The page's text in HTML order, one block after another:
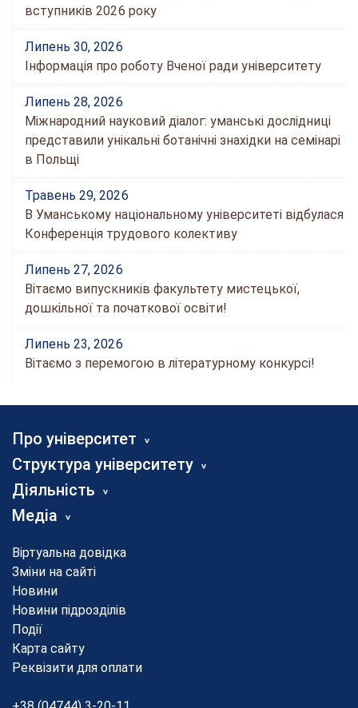
вступників 2026 року
Липень 30, 2026
Інформація про роботу Вченої ради університету
Липень 28, 2026
Міжнародний науковий діалог: уманські дослідниці
представили унікальні ботанічні знахідки на семінарі
в Польщі
Травень 29, 2026
В Уманському національному університеті відбулася
Конференція трудового колективу
Липень 27, 2026
Вітаємо випускників факультету мистецької,
дошкільної та початкової освіти!
Липень 23, 2026
Вітаємо з перемогою в літературному конкурсі!
Про університет
Структура університету
Діяльність
Медіа
Віртуальна довідка
Зміни на сайті
Новини
Новини підрозділів
Події
Карта сайту
Реквізити для оплати